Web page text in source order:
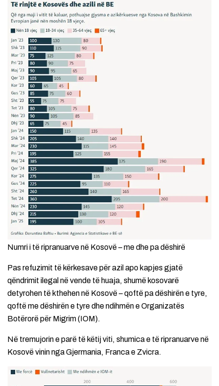
Numri i të ripranuarve në Kosovë – me dhe pa dëshirë
Pas refuzimit të kërkesave për azil apo kapjes gjatë
qëndrimit ilegal në vende të huaja, shumë kosovarë
detyrohen të kthehen në Kosovë – qoftë pa dëshirën e tyre,
qoftë me dëshirën e tyre dhe ndihmën e Organizatës
Botërorë për Migrim (IOM).
Në tremujorin e parë të këtij viti, shumica e të ripranuarve në
Kosovë vinin nga Gjermania, Franca e Zvicra.